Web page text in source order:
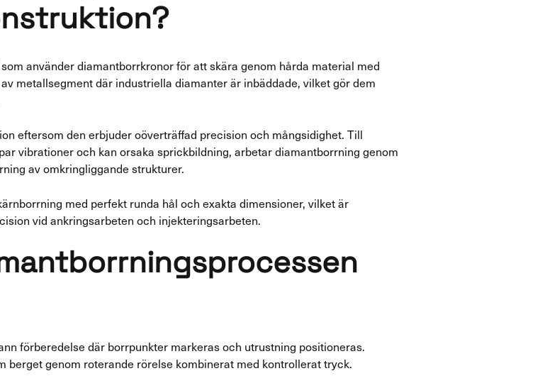
använder diamantborrkronor för att skära genom hårda material med
metallsegment där industriella diamanter är inbäddade, vilket gör dem
eftersom den erbjuder oöverträffad precision och mångsidighet. Till
vibrationer och kan orsaka sprickbildning, arbetar diamantborrning genom
av omkringliggande strukturer.
med perfekt runda hål och exakta dimensioner, vilket är
vid ankringsarbeten och injekteringsarbeten.
förberedelse där borrpunkter markeras och utrustning positioneras.
berget genom roterande rörelse kombinerat med kontrollerat tryck.